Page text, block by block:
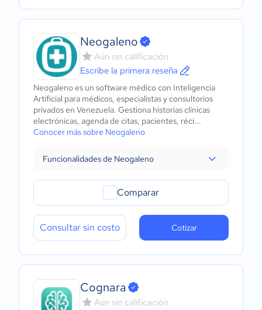
Neogaleno
Aún sin calificación
Escribe la primera reseña
Neogaleno es un software médico con Inteligencia
Artificial para médicos, especialistas y consultorios
privados en Venezuela. Gestiona historias clínicas
electrónicas, agenda de citas, pacientes, réci...
Conocer más sobre Neogaleno
Funcionalidades de Neogaleno
Comparar
Consultar sin costo Cotizar
Cognara
Aún sin calificación